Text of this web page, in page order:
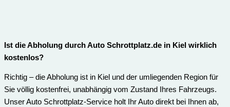
Ist die Abholung durch Auto Schrottplatz.de in Kiel wirklich
kostenlos?
Richtig – die Abholung ist in Kiel und der umliegenden Region für
Sie völlig kostenfrei, unabhängig vom Zustand Ihres Fahrzeugs.
Unser Auto Schrottplatz-Service holt Ihr Auto direkt bei Ihnen ab,